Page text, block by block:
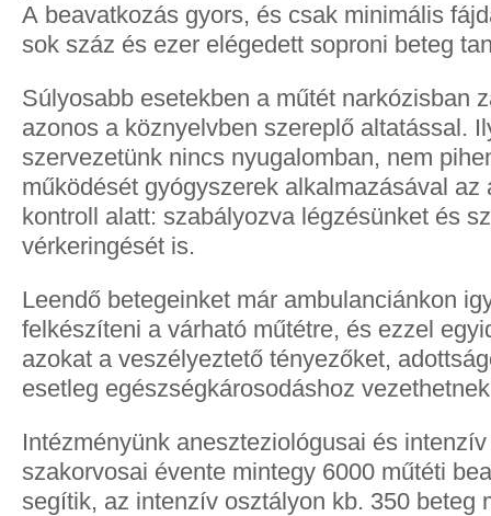
A beavatkozás gyors, és csak minimális
sok száz és ezer elégedett soproni beteg
Súlyosabb esetekben a műtét narkózisban
azonos a köznyelvben szereplő altatással.
szervezetünk nincs nyugalomban, nem
működését gyógyszerek alkalmazásával az
kontroll alatt: szabályozva légzésünket és
vérkeringését is.
Leendő betegeinket már ambulanciánkon
felkészíteni a várható műtétre, és ezzel
azokat a veszélyeztető tényezőket,
esetleg egészségkárosodáshoz
Intézményünk aneszteziológusai és
szakorvosai évente mintegy 6000 műtéti
segítik, az intenzív osztályon kb. 350 beteg